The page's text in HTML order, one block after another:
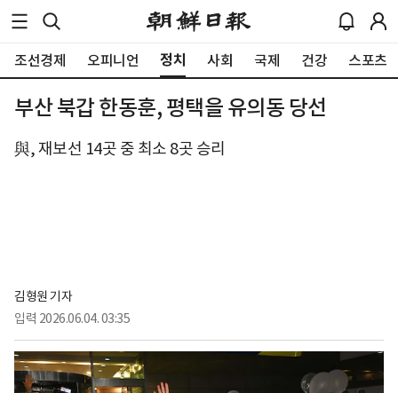
조선경제 오피니언 정치 사회 국제 건강 스포츠
부산 북갑 한동훈, 평택을 유의동 당선
與, 재보선 14곳 중 최소 8곳 승리
김형원 기자
입력 2026.06.04. 03:35